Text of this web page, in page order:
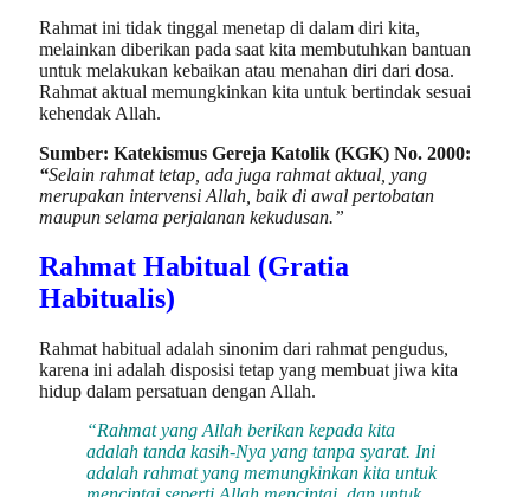
Rahmat ini tidak tinggal menetap di dalam diri kita,
melainkan diberikan pada saat kita membutuhkan bantuan
untuk melakukan kebaikan atau menahan diri dari dosa.
Rahmat aktual memungkinkan kita untuk bertindak sesuai
kehendak Allah.
Sumber: Katekismus Gereja Katolik (KGK) No. 2000:
“Selain rahmat tetap, ada juga rahmat aktual, yang
merupakan intervensi Allah, baik di awal pertobatan
maupun selama perjalanan kekudusan.”
Rahmat Habitual (Gratia
Habitualis)
Rahmat habitual adalah sinonim dari rahmat pengudus,
karena ini adalah disposisi tetap yang membuat jiwa kita
hidup dalam persatuan dengan Allah.
“Rahmat yang Allah berikan kepada kita
adalah tanda kasih-Nya yang tanpa syarat. Ini
adalah rahmat yang memungkinkan kita untuk